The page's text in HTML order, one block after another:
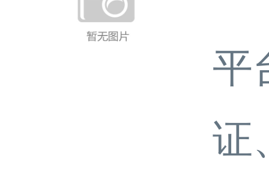
平
证